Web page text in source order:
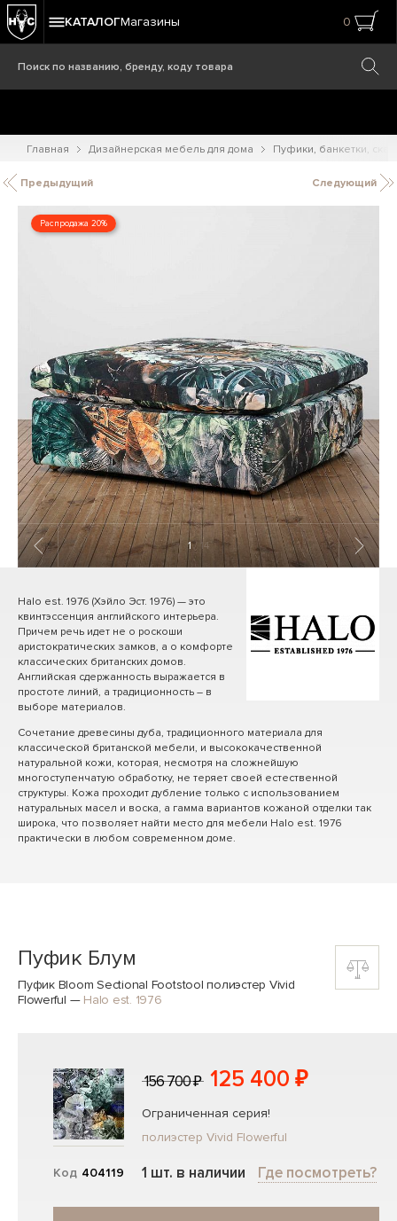
КАТАЛОГМагазины 0
Главная Дизайнерская мебель для дома Пуфики, банкетки,
Предыдущий Следующий
Распродажа 20%
1/ 14
Halo est. 1976 (Хэйло Эст. 1976) — это
квинтэссенция английского интерьера.
Причем речь идет не о роскоши
аристократических замков, а о комфорте
классических британских домов.
Английская сдержанность выражается в
простоте линий, а традиционность – в
выборе материалов.
Сочетание древесины дуба, традиционного материала для
классической британской мебели, и высококачественной
натуральной кожи, которая, несмотря на сложнейшую
многоступенчатую обработку, не теряет своей естественной
структуры. Кожа проходит дубление только с использованием
натуральных масел и воска, а гамма вариантов кожаной отделки так
широка, что позволяет найти место для мебели Halo est. 1976
практически в любом современном доме.
Пуфик Блум
Пуфик Bloom Sectional Footstool полиэстер Vivid
Flowerful — Halo est. 1976
Код 404119
156 700 ₽ 125 400 ₽
Ограниченная серия!
полиэстер Vivid Flowerful
1 шт. в наличии Где посмотреть?